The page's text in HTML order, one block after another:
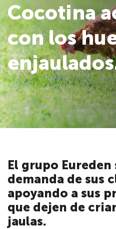
Cocotina
con los
El grupo Eureden
demanda de sus
apoyando a sus
que dejen de
jaulas.